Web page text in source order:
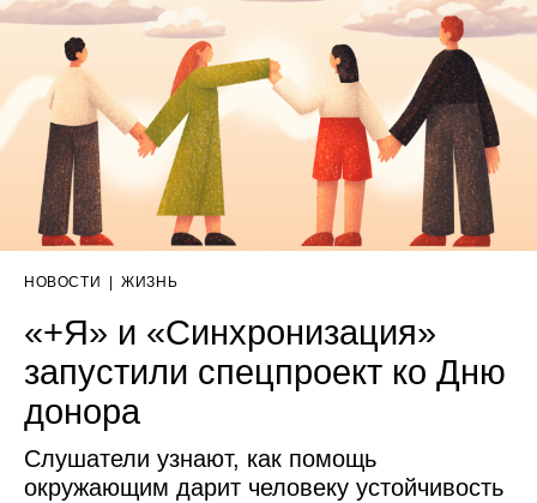
НОВОСТИ ЖИЗНЬ
«+Я» и «Синхронизация»
запустили спецпроект ко Дню
донора
Слушатели узнают, как помощь
окружающим дарит человеку устойчивость